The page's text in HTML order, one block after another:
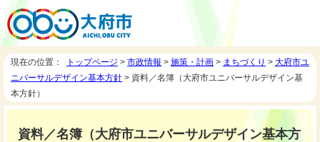
現在の位置： トップページ > 市政情報 > 施策・計画 > まちづくり > 大府市ユ
ニバーサルデザイン基本方針 > 資料／名簿（大府市ユニバーサルデザイン基
本方針）
資料／名簿（大府市ユニバーサルデザイン基本方